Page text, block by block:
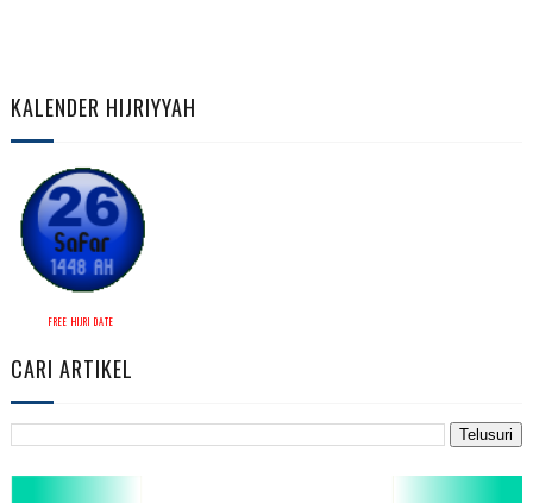
KALENDER HIJRIYYAH
FREE HIJRI DATE
CARI ARTIKEL